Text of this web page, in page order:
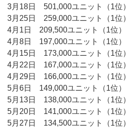
3月18日 501,000ユニット（1位）
3月25日 259,000ユニット（1位）
4月1日 209,500ユニット（1位）
4月8日 197,000ユニット（1位）
4月15日 173,000ユニット（1位）
4月22日 167,000ユニット（1位）
4月29日 166,000ユニット（1位）
5月6日 149,000ユニット（1位）
5月13日 138,000ユニット（1位）
5月20日 141,000ユニット（1位）
5月27日 134,500ユニット（1位）